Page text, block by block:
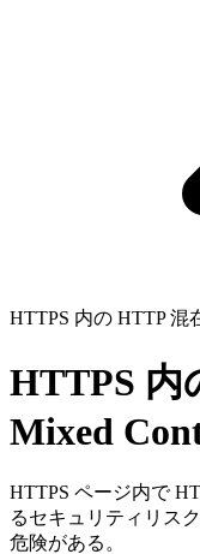
HTTPS 内の HTTP 混
HTTPS 内
Mixed
HTTPS ページ内で
るセキュリティリス
危険がある。